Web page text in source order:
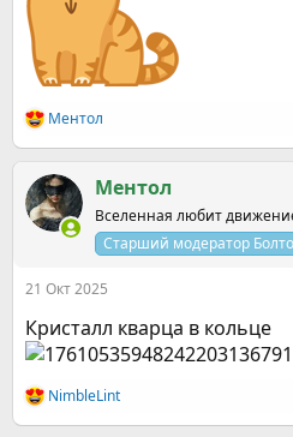
Р
е
к
ц
и
Ментол
Ментол
Вселенная любит
Старший модератор
21 Окт 2025
Кристалл кварца в кольце
Р
е
NimbleLint